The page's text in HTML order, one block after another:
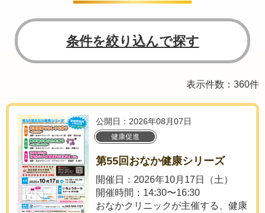
条件を絞り込んで探す
表示件数：360件
公開日：2026年08月07日
健康促進
第55回おなか健康シリーズ
開催日：2026年10月17日（土）
開催時間：14:30〜16:30
おなかクリニックが主催する、健康